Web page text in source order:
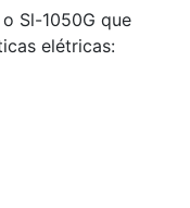
Sl-1050G que
elétricas: